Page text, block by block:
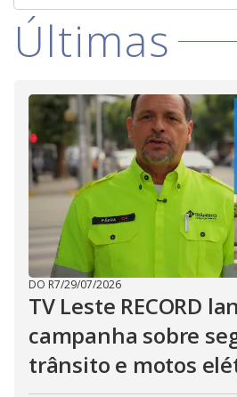
Últimas
DO R7/29/07/2026
TV Leste RECORD
campanha sobre
trânsito e motos